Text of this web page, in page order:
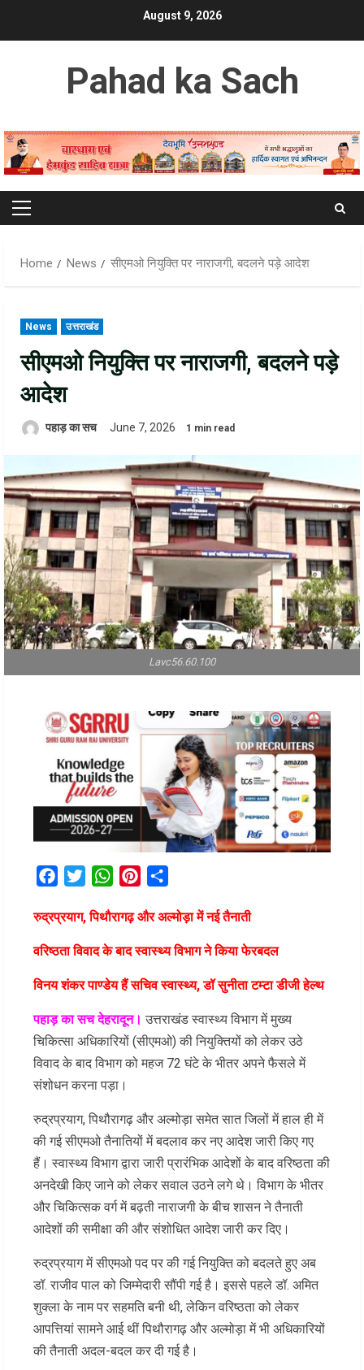
August 9, 2026
Pahad ka Sach
Primary
Home
News सीएमओ नियुक्ति पर नाराजगी, बदलने पड़े आदेश
News उत्तराखंड
सीएमओ नियुक्ति पर नाराजगी, बदलने पड़े
आदेश
पहाड़ का सच June 7, 2026 1 min read
Lavc56.60.100
FacebookTwitterWhatsAppPinterest
रुद्रप्रयाग, पिथौरागढ़ और अल्मोड़ा में नई तैनाती
वरिष्ठता विवाद के बाद स्वास्थ्य विभाग ने किया फेरबदल
विनय शंकर पाण्डेय हैं सचिव स्वास्थ्य, डॉ सुनीता टम्टा डीजी हेल्थ
पहाड़ का सच देहरादून। उत्तराखंड स्वास्थ्य विभाग में मुख्य
चिकित्सा अधिकारियों (सीएमओ) की नियुक्तियों को लेकर उठे
विवाद के बाद विभाग को महज 72 घंटे के भीतर अपने फैसले में
संशोधन करना पड़ा।
रुद्रप्रयाग, पिथौरागढ़ और अल्मोड़ा समेत सात जिलों में हाल ही में
की गई सीएमओ तैनातियों में बदलाव कर नए आदेश जारी किए गए
हैं। स्वास्थ्य विभाग द्वारा जारी प्रारंभिक आदेशों के बाद वरिष्ठता की
अनदेखी किए जाने को लेकर सवाल उठने लगे थे। विभाग के भीतर
और चिकित्सक वर्ग में बढ़ती नाराजगी के बीच शासन ने तैनाती
आदेशों की समीक्षा की और संशोधित आदेश जारी कर दिए।
रुद्रप्रयाग में सीएमओ पद पर की गई नियुक्ति को बदलते हुए अब
डॉ. राजीव पाल को जिम्मेदारी सौंपी गई है। इससे पहले डॉ. अमित
शुक्ला के नाम पर सहमति बनी थी, लेकिन वरिष्ठता को लेकर
आपत्तियां सामने आई थीं पिथौरागढ़ और अल्मोड़ा में भी अधिकारियों
की तैनाती अदल-बदल कर दी गई है।